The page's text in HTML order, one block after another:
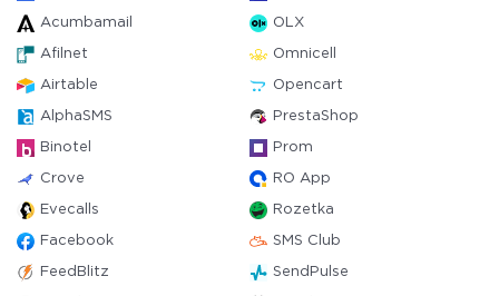
Acumbamail OLX
Afilnet Omnicell
Airtable Opencart
AlphaSMS PrestaShop
Binotel Prom
Crove RO App
Evecalls Rozetka
Facebook SMS Club
FeedBlitz SendPulse